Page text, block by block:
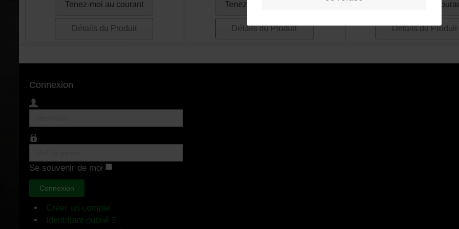
Tenez-moi au courant
Détails du Produit
Tenez-moi au courant
Détails du Produit
Tenez-moi au
Détails du Produit
Connexion
de
Se souvenir de moi
Connexion
Créer un compte
Identifiant oublié ?